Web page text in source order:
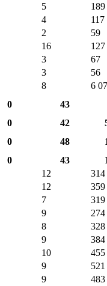
5
189
4
117
2
59
16
127
3
67
3
56
8
6
0 43
0 42
0 48
0 43
12
314
12
359
7
319
9
274
8
328
9
384
10
455
9
521
9
483